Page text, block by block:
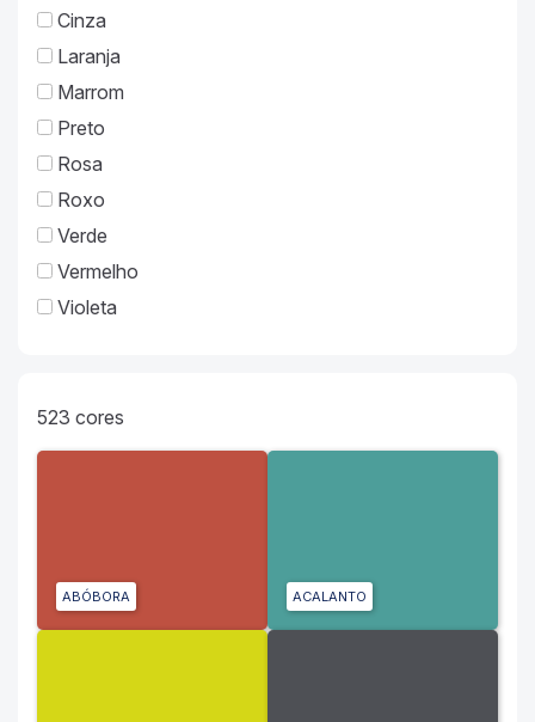
Cinza
Laranja
Marrom
Preto
Rosa
Roxo
Verde
Vermelho
Violeta
523 cores
ABÓBORA ACALANTO